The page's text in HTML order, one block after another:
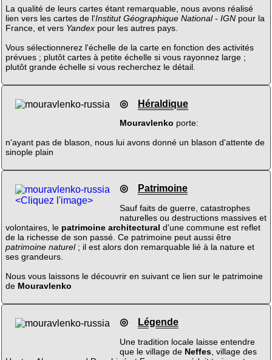
La qualité de leurs cartes étant remarquable, nous avons réalisé
lien vers les cartes de l'Institut Géographique National - IGNpour la
France, et vers Yandexpour les autres pays.
Vous sélectionnerez l'échelle de la carte en fonction des activités
prévues ; plutôt cartes à petite échelle si vous rayonnez large ;
plutôt grande échelle si vous recherchez le détail.
◎ Héraldique
Mouravlenko porte:
n'ayant pas de blason, nous lui avons donné un blason d'attente de
sinople plain
<Cliquez l'image>
◎ Patrimoine
Sauf faits de guerre, catastrophes
naturelles ou destructions massives et
volontaires, le patrimoine architectural d'une commune est reflet
de la richesse de son passé. Ce patrimoine peut aussi être
patrimoine naturel; il est alors don remarquable lié à la nature et
ses grandeurs.
Nous vous laissons le découvrir en suivant ce lien sur le patrimoine
de Mouravlenko
◎ Légende
Une tradition locale laisse entendre
que le village de Neffes, village des